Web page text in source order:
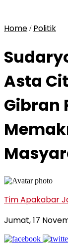
Home / Politik
Asta
Gibran
Tim Apakabar
Jumat, 17